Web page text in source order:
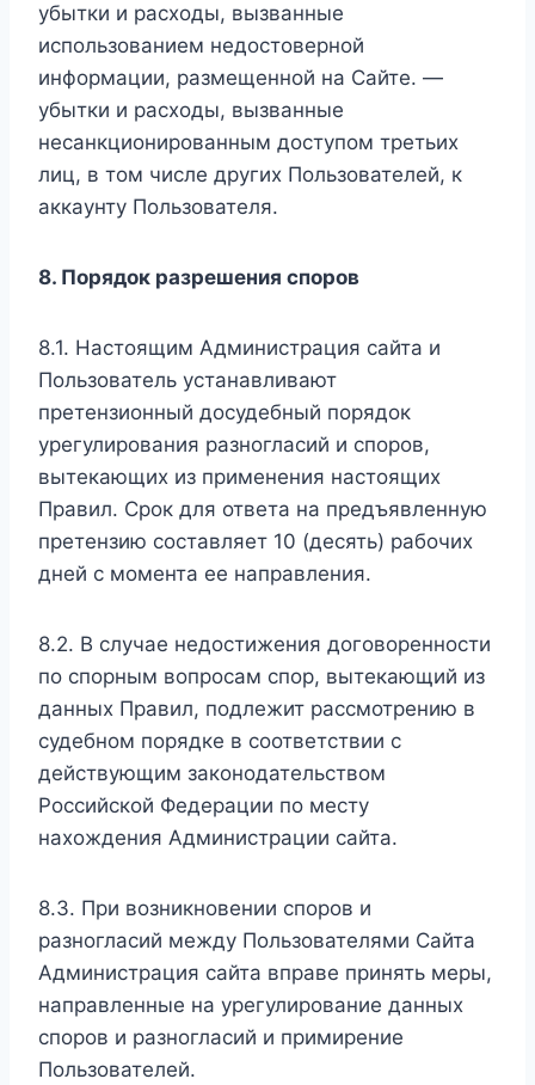
убытки и расходы, вызванные
использованием недостоверной
информации, размещенной на Сайте. —
убытки и расходы, вызванные
несанкционированным доступом третьих
лиц, в том числе других Пользователей, к
аккаунту Пользователя.
8. Порядок разрешения споров
8.1. Настоящим Администрация сайта и
Пользователь устанавливают
претензионный досудебный порядок
урегулирования разногласий и споров,
вытекающих из применения настоящих
Правил. Срок для ответа на предъявленную
претензию составляет 10 (десять) рабочих
дней с момента ее направления.
8.2. В случае недостижения договоренности
по спорным вопросам спор, вытекающий из
данных Правил, подлежит рассмотрению в
судебном порядке в соответствии с
действующим законодательством
Российской Федерации по месту
нахождения Администрации сайта.
8.3. При возникновении споров и
разногласий между Пользователями Сайта
Администрация сайта вправе принять меры,
направленные на урегулирование данных
споров и разногласий и примирение
Пользователей.